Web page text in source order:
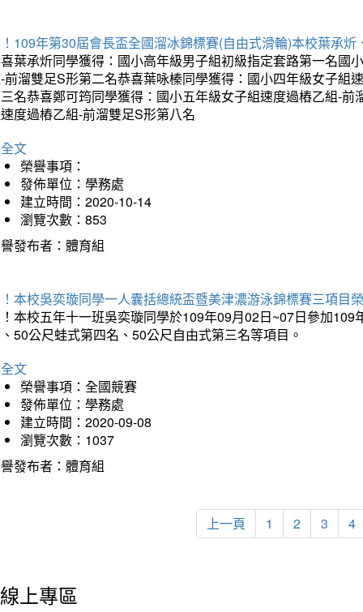
109年第30屆會長盃全國溜冰錦標賽(自由式滑輪)本校葉承
葉承炘同學獲得：國小高年級男子組初級指定套路第一名國
前溜雙足S形第二名恭喜葉咏榛同學獲得：國小四年級女子組
名恭喜鄭可筠同學獲得：國小五年級女子組速度過樁乙組-
度過樁乙組-前溜雙足S形第八名
文
榮譽事項：
發佈單位：學務處
建立時間：2020-10-14
瀏覽次數：853
發布者：體育組
本校吳奕璇同學一人囊括總統盃暨美津濃游泳錦標賽三項目
本校五年十一班吳奕璇同學於109年09月02日~07日參加
50公尺蛙式第四名、50公尺自由式第三名等項目。
文
榮譽事項：全國競賽
發佈單位：學務處
建立時間：2020-09-08
瀏覽次數：1037
發布者：體育組
上一頁 1 2 3 4
線上專區